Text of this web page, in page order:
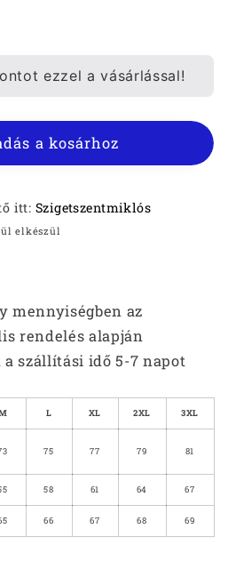
ezzel a vásárlással!
a kosárhoz
itt: Szigetszentmiklós
elkészül
mennyiségben az
rendelés alapján
szállítási idő 5-7 napot
L XL 2XL 3XL
75 77 79 81
58 61 64 67
66 67 68 69